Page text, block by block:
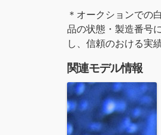
＊オークションでの
品の状態・製造番号
し、信頼のおける実
関連モデル情報